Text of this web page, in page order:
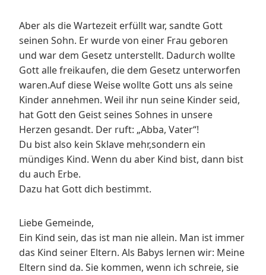
Aber als die Wartezeit erfüllt war, sandte Gott
seinen Sohn. Er wurde von einer Frau geboren
und war dem Gesetz unterstellt. Dadurch wollte
Gott alle freikaufen, die dem Gesetz unterworfen
waren.Auf diese Weise wollte Gott uns als seine
Kinder annehmen. Weil ihr nun seine Kinder seid,
hat Gott den Geist seines Sohnes in unsere
Herzen gesandt. Der ruft: „Abba, Vater“!
Du bist also kein Sklave mehr,sondern ein
mündiges Kind. Wenn du aber Kind bist, dann bist
du auch Erbe.
Dazu hat Gott dich bestimmt.
Liebe Gemeinde,
Ein Kind sein, das ist man nie allein. Man ist immer
das Kind seiner Eltern. Als Babys lernen wir: Meine
Eltern sind da. Sie kommen, wenn ich schreie, sie